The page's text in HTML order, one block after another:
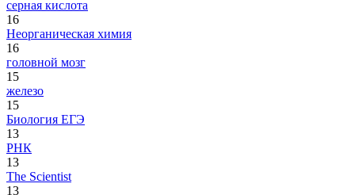
серная кислота
16
Неорганическая химия
16
головной мозг
15
железо
15
Биология ЕГЭ
13
РНК
13
The Scientist
13